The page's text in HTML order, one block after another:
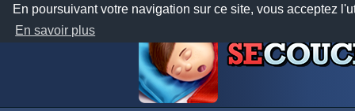
En poursuivant votre navigation sur ce site, vous acceptez
En savoir plus